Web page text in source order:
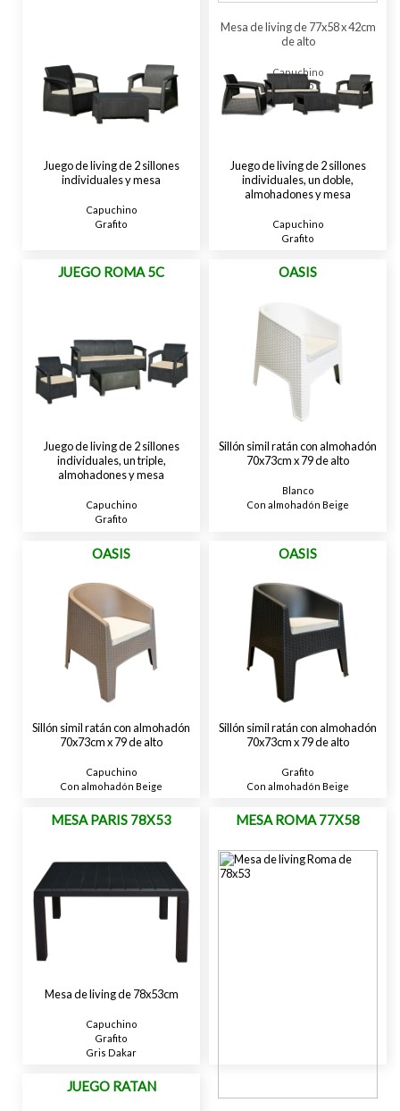
Mesa de living de 77x58 x 42cm
de alto
Capuchino
Grafito
Gris Dakar
Juego de living de 2 sillones
individuales y mesa
Capuchino
Grafito
Juego de living de 2 sillones
individuales, un doble,
almohadones y mesa
Capuchino
Grafito
JUEGO ROMA 5C
Juego de living de 2 sillones
individuales, un triple,
almohadones y mesa
Capuchino
Grafito
OASIS
Sillón simil ratán con almohadón
70x73cm x 79 de alto
Blanco
Con almohadón Beige
OASIS
Sillón simil ratán con almohadón
70x73cm x 79 de alto
Capuchino
Con almohadón Beige
OASIS
Sillón simil ratán con almohadón
70x73cm x 79 de alto
Grafito
Con almohadón Beige
MESA PARIS 78X53
Mesa de living de 78x53cm
Capuchino
Grafito
Gris Dakar
MESA ROMA 77X58
JUEGO RATAN